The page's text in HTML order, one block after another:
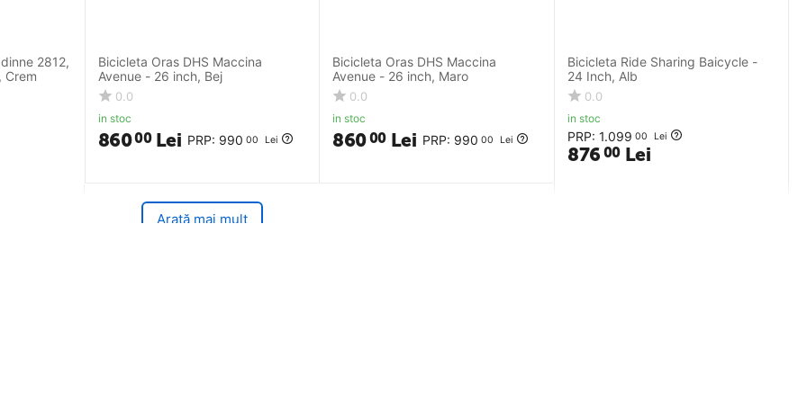
pentru pozitii relaxate
2812,
Crem
Bicicleta Oras DHS Maccina
Avenue - 26 inch, Bej
0.0
in stoc
PRP: 990 00 Lei
86000 Lei
Bicicleta Oras DHS Maccina
Avenue - 26 inch, Maro
0.0
in stoc
PRP: 990 00 Lei
86000 Lei
Bicicleta Ride Sharing Baicycle -
24 Inch, Alb
0.0
in stoc
PRP:1.099 00 Lei
876 00 Lei
Arată mai mult